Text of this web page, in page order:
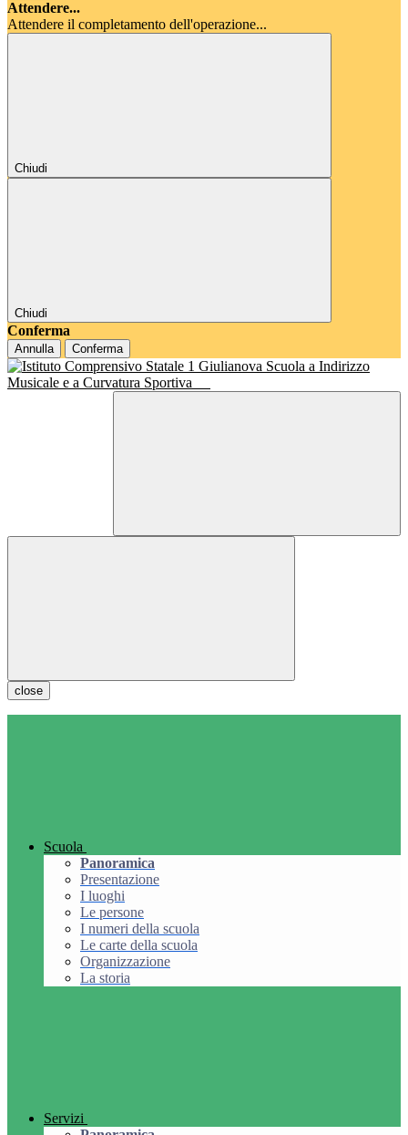
Attendere...
Attendere il completamento dell'operazione...
Chiudi
Chiudi
Conferma
Annulla Conferma
Scuola a Indirizzo
Musicale e a Curvatura Sportiva
close
Scuola
Panoramica
Presentazione
I luoghi
Le persone
I numeri della scuola
Le carte della scuola
Organizzazione
La storia
Servizi